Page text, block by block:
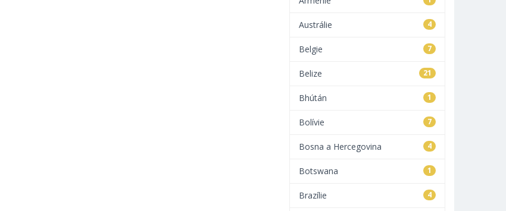
4
Austrálie
7
Belgie
21
Belize
1
Bhútán
7
Bolívie
4
Bosna a Hercegovina
1
Botswana
4
Brazílie